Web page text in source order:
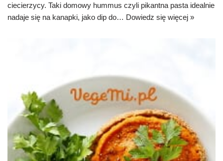
ciecierzycy. Taki domowy hummus czyli pikantna pasta idealnie
nadaje się na kanapki, jako dip do… Dowiedz się więcej »